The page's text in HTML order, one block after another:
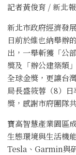
記者黃俊育 / 新北
新北市政府經濟發
日前於維也納舉辦
出，一舉斬獲「公
獎及「辦公建築類
全球金獎，更讓台
局長盛筱蓉（8）
獎，感謝市府團隊
寶高智慧產業園區
生態環境與生活機
Tesla、Garmin與